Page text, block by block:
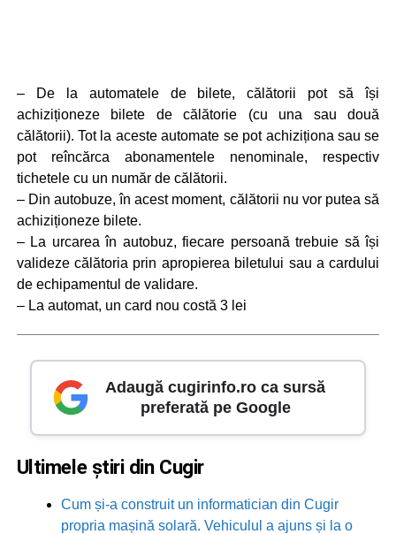
– De la automatele de bilete, călătorii pot să își
achiziționeze bilete de călătorie (cu una sau două
călătorii). Tot la aceste automate se pot achiziționa sau se
pot reîncărca abonamentele nenominale, respectiv
tichetele cu un număr de călătorii.
– Din autobuze, în acest moment, călătorii nu vor putea să
achiziționeze bilete.
– La urcarea în autobuz, fiecare persoană trebuie să își
valideze călătoria prin apropierea biletului sau a cardului
de echipamentul de validare.
– La automat, un card nou costă 3 lei
Adaugă cugirinfo.ro ca sursă
preferată pe Google
Ultimele știri din Cugir
Cum și-a construit un informatician din Cugir
propria mașină solară. Vehiculul a ajuns și la o